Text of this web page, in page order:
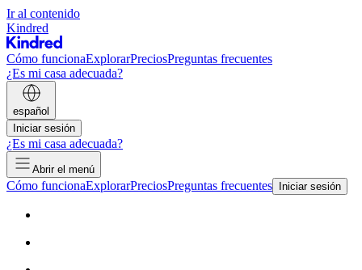
Ir al contenido
Kindred
Cómo funcionaExplorarPreciosPreguntas frecuentes
¿Es mi casa adecuada?
español
Iniciar sesión
¿Es mi casa adecuada?
Abrir el menú
Cómo funcionaExplorarPreciosPreguntas frecuentes Iniciar sesión